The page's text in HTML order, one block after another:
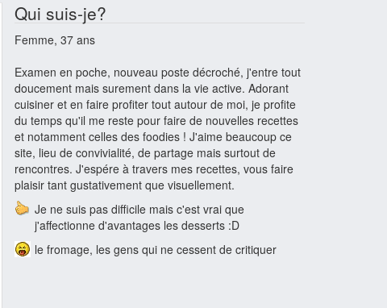
Qui suis-je?
Femme, 37 ans
Examen en poche, nouveau poste décroché, j'entre tout
doucement mais surement dans la vie active. Adorant
cuisiner et en faire profiter tout autour de moi, je profite
du temps qu'il me reste pour faire de nouvelles recettes
et notamment celles des foodies ! J'aime beaucoup ce
site, lieu de convivialité, de partage mais surtout de
rencontres. J'espére à travers mes recettes, vous faire
plaisir tant gustativement que visuellement.
Je ne suis pas difficile mais c'est vrai que
j'affectionne d'avantages les desserts :D
le fromage, les gens qui ne cessent de critiquer